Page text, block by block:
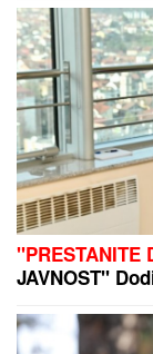
"PRESTANITE
JAVNOST"